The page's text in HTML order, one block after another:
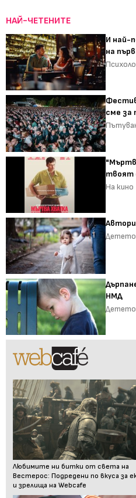
НАЙ-ЧЕТЕНИТЕ
И най-
на
сме за
твоят
На кино
Детето
НМД
Детето
Любимите ни битки от света на
Вестерос: Подредени по вкуса за
и зрелища на Webcafe